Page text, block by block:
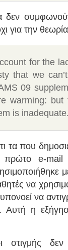
δεν
για την
for the
that we
09
warming:
is
τα που
πρώτο e-mail
να
να
Αυτή η
στιγμής